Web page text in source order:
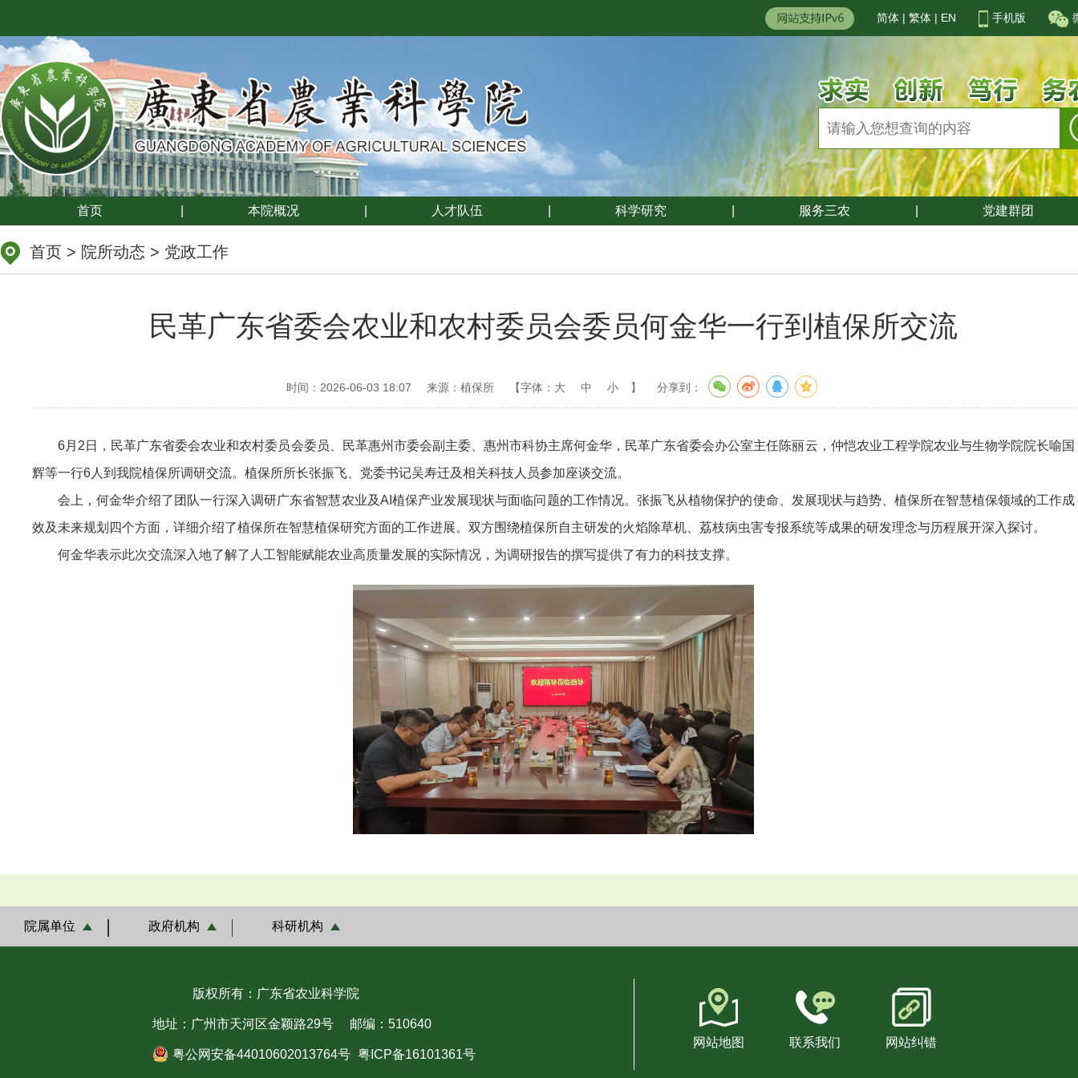
简体 | 繁体 | EN 手机版
首页 本院概况 人才队伍 科学研究 服务三农 党建群团
首页 > 院所动态 > 党政工作
民革广东省委会农业和农村委员会委员何金华一行到植保所交流
时间：2026-06-03 18:07 来源：植保所 【字体： 大 中 小 】 分享到：
6月2日，民革广东省委会农业和农村委员会委员、民革惠州市委会副主委、惠州市科协主席何金华，民革广东省委会办公室主任陈丽云，仲恺农业工程学院农业与生物学院院长喻国
辉等一行6人到我院植保所调研交流。植保所所长张振飞、党委书记吴寿迁及相关科技人员参加座谈交流。
会上，何金华介绍了团队一行深入调研广东省智慧农业及AI植保产业发展现状与面临问题的工作情况。张振飞从植物保护的使命、发展现状与趋势、植保所在智慧植保领域的工作成
效及未来规划四个方面，详细介绍了植保所在智慧植保研究方面的工作进展。双方围绕植保所自主研发的火焰除草机、荔枝病虫害专报系统等成果的研发理念与历程展开深入探讨。
何金华表示此次交流深入地了解了人工智能赋能农业高质量发展的实际情况，为调研报告的撰写提供了有力的科技支撑。
院属单位 政府机构 科研机构
版权所有：广东省农业科学院
地址：广州市天河区金颖路29号 邮编：510640
粤公网安备44010602013764号 粤ICP备16101361号
网站地图 联系我们 网站纠错